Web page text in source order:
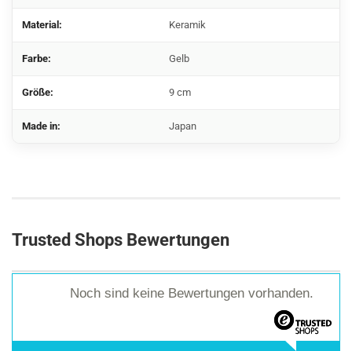
Material: Keramik
Farbe: Gelb
Größe: 9 cm
Made in: Japan
Trusted Shops Bewertungen
Noch sind keine Bewertungen vorhanden.